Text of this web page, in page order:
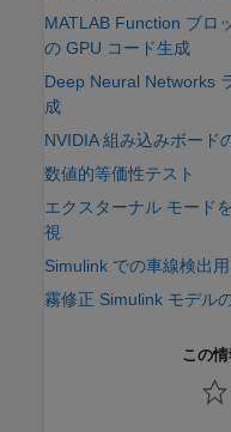
MATLAB Function ブロ
の GPU コード生成
Deep Neural Networks
成
NVIDIA 組み込みボード
数値的等価性テスト
エクスターナル モード
視
Simulink での車線検出
霧修正 Simulink モデル
この